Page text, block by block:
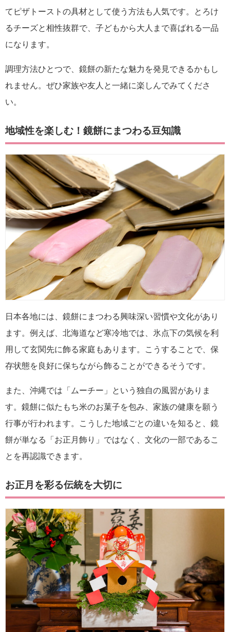
てピザトーストの具材として使う方法も人気です。とろけ
るチーズと相性抜群で、子どもから大人まで喜ばれる一品
になります。
調理方法ひとつで、鏡餅の新たな魅力を発見できるかもし
れません。ぜひ家族や友人と一緒に楽しんでみてくださ
い。
地域性を楽しむ！鏡餅にまつわる豆知識
日本各地には、鏡餅にまつわる興味深い習慣や文化があり
ます。例えば、北海道など寒冷地では、氷点下の気候を利
用して玄関先に飾る家庭もあります。こうすることで、保
存状態を良好に保ちながら飾ることができるそうです。
また、沖縄では「ムーチー」という独自の風習がありま
す。鏡餅に似たもち米のお菓子を包み、家族の健康を願う
行事が行われます。こうした地域ごとの違いを知ると、鏡
餅が単なる「お正月飾り」ではなく、文化の一部であるこ
とを再認識できます。
お正月を彩る伝統を大切に